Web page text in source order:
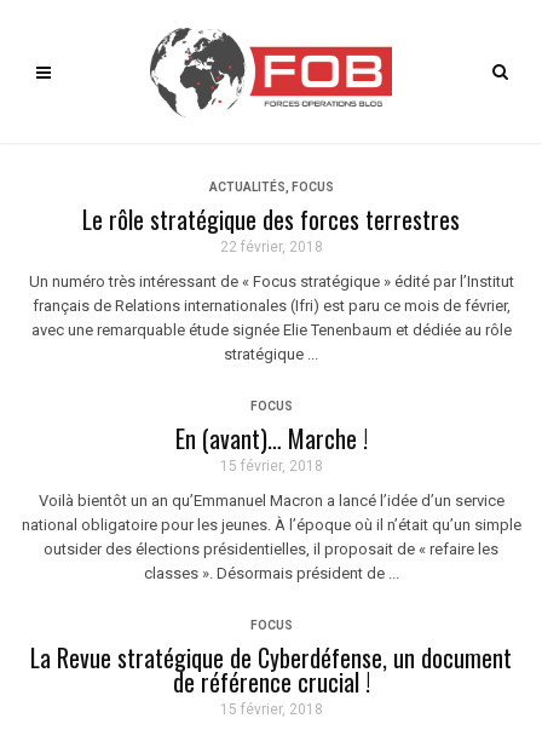
ACTUALITÉS FOCUS
Le rôle stratégique des forces terrestres
22 février, 2018
Un numéro très intéressant de « Focus stratégique » édité par l’Institut
français de Relations internationales (Ifri) est paru ce mois de février,
avec une remarquable étude signée Elie Tenenbaum et dédiée au rôle
stratégique ...
FOCUS
En (avant)… Marche !
15 février, 2018
Voilà bientôt un an qu’Emmanuel Macron a lancé l’idée d’un service
national obligatoire pour les jeunes. À l’époque où il n’était qu’un simple
outsider des élections présidentielles, il proposait de « refaire les
classes ». Désormais président de ...
FOCUS
La Revue stratégique de Cyberdéfense, un document
de référence crucial !
15 février, 2018